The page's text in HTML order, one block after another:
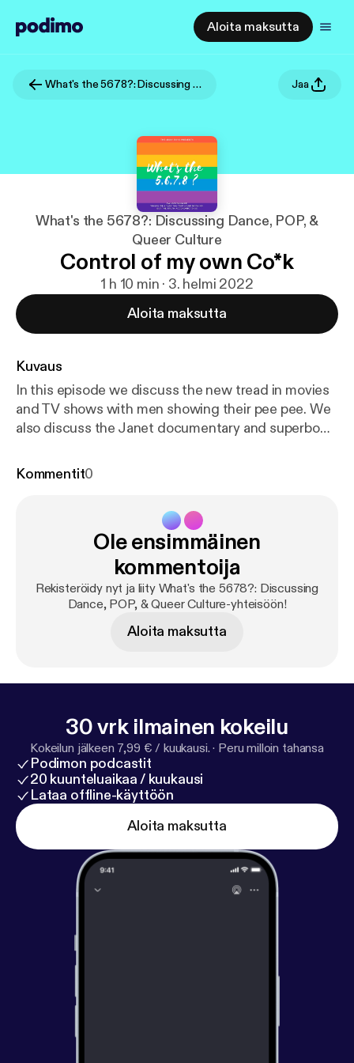
Aloita maksutta
What's the 5678?: Discussing Dance, POP, & Queer Culture Jaa
What's the 5678?: Discussing Dance, POP, &
Queer Culture
Control of my own Co*k
1 h 10 min · 3. helmi 2022
Aloita maksutta
Kuvaus
In this episode we discuss the new tread in movies
and TV shows with men showing their pee pee. We
also discuss the Janet documentary and superbowl
askwhatsthe5678@gmail.com or hit up on
Kommentit0
Ole ensimmäinen
kommentoija
Rekisteröidy nyt ja liity What's the 5678?: Discussing
Dance, POP, & Queer Culture-yhteisöön!
Aloita maksutta
30 vrk ilmainen kokeilu
Kokeilun jälkeen 7,99 € / kuukausi. · Peru milloin tahansa
Podimon podcastit
20 kuunteluaikaa / kuukausi
Lataa offline-käyttöön
Aloita maksutta